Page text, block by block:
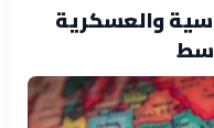
والعسكرية